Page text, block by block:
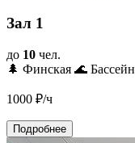
Зал 1
до 10 чел.
🌲 Финская 🌊 Бассейн
1000 ₽/ч
Подробнее